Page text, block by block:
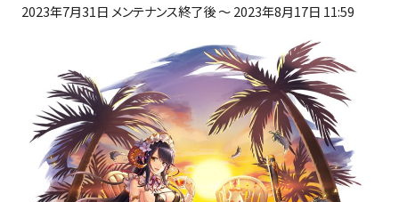
2023年7月31日 メンテナンス終了後 ～2023年8月17日 11:59